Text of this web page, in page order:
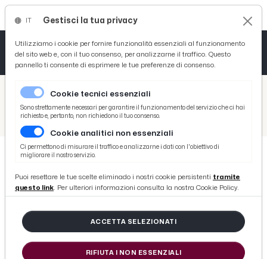
/ Picenotime
/ Ascoli Time
Padella, toccante lettera di saluto del capitano: “Ti voglio bene Ascoli, ti porterò sempre nel cuore”
Padella, toccante lettera di saluto
del capitano: “Ti voglio bene
Ascoli, ti porterò sempre nel
cuore”
Gestisci la tua privacy
Utilizziamo i cookie per fornire funzionalità essenziali al funzionamento
del sito web e, con il tuo consenso, per analizzarne il traffico. Questo
pannello ti consente di esprimere le tue preferenze di consenso.
Cookie tecnici essenziali
Sono strettamente necessari per garantire il funzionamento del servizio che ci hai
richiesto e, pertanto, non richiedono il tuo consenso.
Cookie analitici non essenziali
Ci permettono di misurare il traffico e analizzarne i dati con l'obiettivo di
migliorare il nostro servizio.
Puoi resettare le tue scelte eliminado i nostri cookie persistenti tramite
questo link. Per ulteriori informazioni consulta la nostra Cookie Policy.
ACCETTA SELEZIONATI
RIFIUTA I NON ESSENZIALI
Tutto News
Tutto Sport
Basket
Ciclismo
Tutto Curiosità